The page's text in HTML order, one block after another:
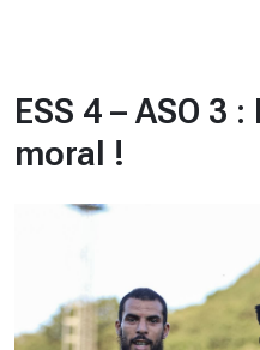
ESS 4 – ASO 3
moral !